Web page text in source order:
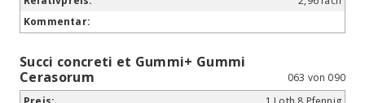
Succi concreti et Gummi+ Gummi
Cerasorum
063 von 090